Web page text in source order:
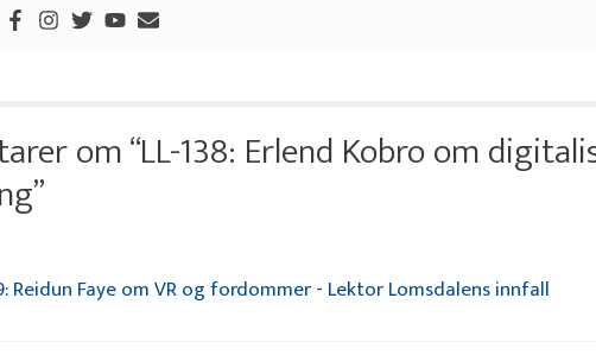
om “LL-138: Erlend Kobro om
Reidun Faye om VR og fordommer - Lektor Lomsdalens innfall